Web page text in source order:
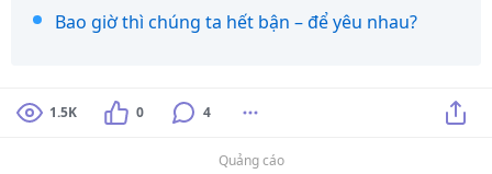
Bao giờ thì chúng ta hết bận – để yêu nhau?
1.5K 0 4
Quảng cáo